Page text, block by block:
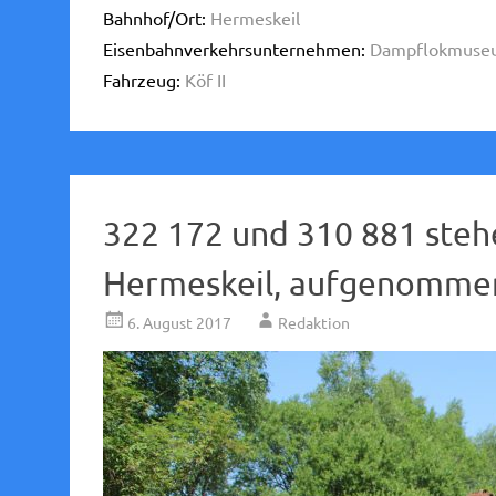
Bahnhof/Ort: Hermeskeil
Eisenbahnverkehrsunternehmen:
Fahrzeug: Köf II
322 172 und 310 881
Hermeskeil,
6. August 2017 Redaktion